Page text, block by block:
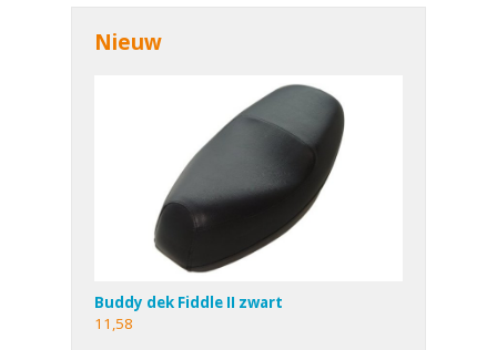
Nieuw
Buddy dek Fiddle II zwart
11,58